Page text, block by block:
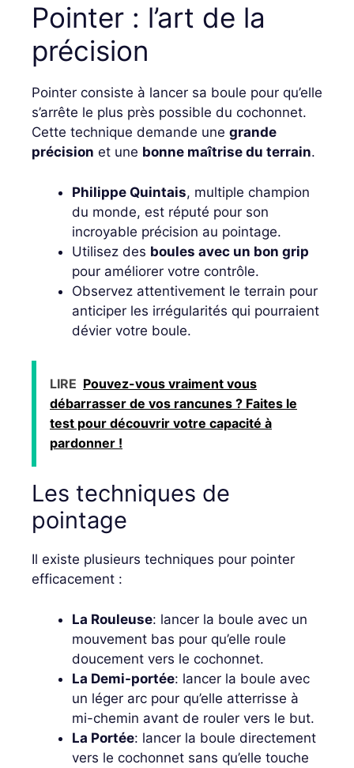
Pointer : l’art de la
précision
Pointer consiste à lancer sa boule pour qu’elle
s’arrête le plus près possible du cochonnet.
Cette technique demande une grande
précision et une bonne maîtrise du terrain.
Philippe Quintais, multiple champion
du monde, est réputé pour son
incroyable précision au pointage.
Utilisez des boules avec un bon grip
pour améliorer votre contrôle.
Observez attentivement le terrain pour
anticiper les irrégularités qui pourraient
dévier votre boule.
LIRE Pouvez-vous vraiment vous
débarrasser de vos rancunes ? Faites le
test pour découvrir votre capacité à
pardonner !
Les techniques de
pointage
Il existe plusieurs techniques pour pointer
efficacement :
La Rouleuse: lancer la boule avec un
mouvement bas pour qu’elle roule
doucement vers le cochonnet.
La Demi-portée: lancer la boule avec
un léger arc pour qu’elle atterrisse à
mi-chemin avant de rouler vers le but.
La Portée: lancer la boule directement
vers le cochonnet sans qu’elle touche